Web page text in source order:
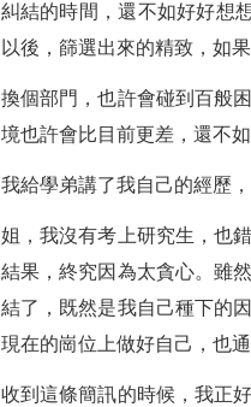
糾結的時間，還不如好好想
以後，篩選出來的精致，如
換個部門，也許會碰到百般
境也許會比目前更差，還不
我給學弟講了我自己的經歷
姐，我沒有考上研究生，也
結果，終究因為太貪心。雖
結了，既然是我自己種下的
現在的崗位上做好自己，也
收到這條簡訊的時候，我正